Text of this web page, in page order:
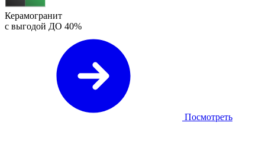
Керамогранит
с выгодой ДО 40%
Посмотреть